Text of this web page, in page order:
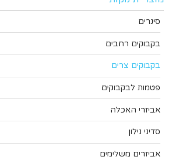
סינרים
בקבוקים רחבים
בקבוקים צרים
פטמות לבקבוקים
אביזרי האכלה
סדיני נילון
אביזרים משלימים